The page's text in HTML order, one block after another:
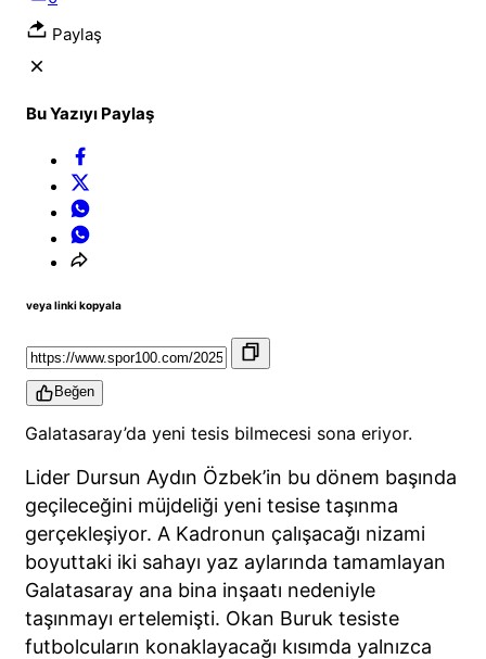
Paylaş
Bu Yazıyı Paylaş
veya linki kopyala
Beğen
Galatasaray’da yeni tesis bilmecesi sona eriyor.
Lider Dursun Aydın Özbek’in bu dönem başında
geçileceğini müjdeliği yeni tesise taşınma
gerçekleşiyor. A Kadronun çalışacağı nizami
boyuttaki iki sahayı yaz aylarında tamamlayan
Galatasaray ana bina inşaatı nedeniyle
taşınmayı ertelemişti. Okan Buruk tesiste
futbolcuların konaklayacağı kısımda yalnızca